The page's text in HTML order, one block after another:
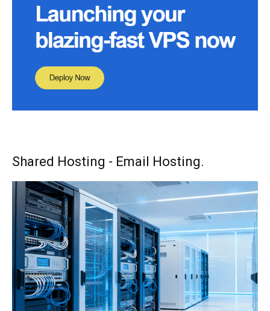
Shared Hosting - Email Hosting.